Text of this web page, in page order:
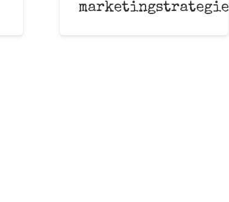
marketingstrategie